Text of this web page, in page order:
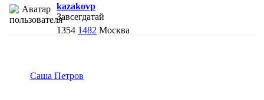
kazakovp
Завсегдатай
1354 1482 Москва
Саша Петров